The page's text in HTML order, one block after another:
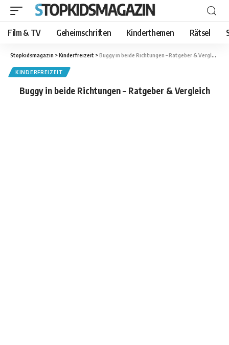
Film & TV Geheimschriften Kinderthemen Rätsel
Stopkidsmagazin >Kinderfreizeit >Buggy in beide Richtungen – Ratgeber & Vergleich
KINDERFREIZEIT
Buggy in beide Richtungen – Ratgeber & Vergleich